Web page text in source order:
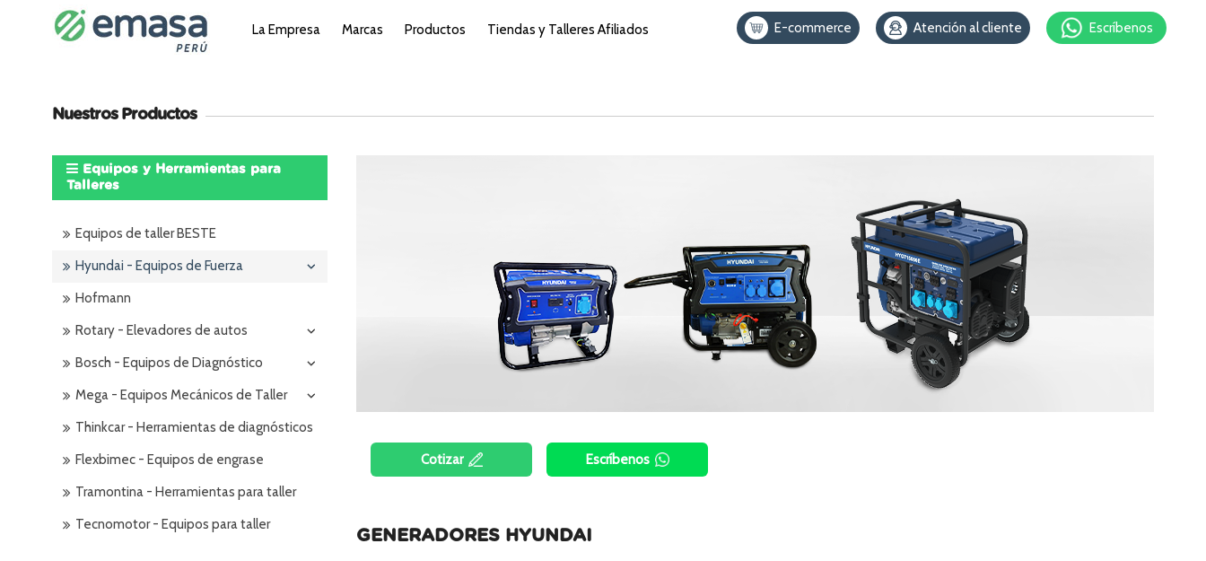
La Empresa Marcas Productos Tiendas y Talleres Afiliados E-commerce Atención al cliente Escríbenos
Nuestros Productos
Equipos y Herramientas para
Talleres
Equipos de taller BESTE
Hyundai - Equipos de Fuerza
Hofmann
Rotary - Elevadores de autos
Bosch - Equipos de Diagnóstico
Mega - Equipos Mecánicos de Taller
Thinkcar - Herramientas de diagnósticos
Flexbimec - Equipos de engrase
Tramontina - Herramientas para taller
Tecnomotor - Equipos para taller
Cotizar Escríbenos
GENERADORES HYUNDAI